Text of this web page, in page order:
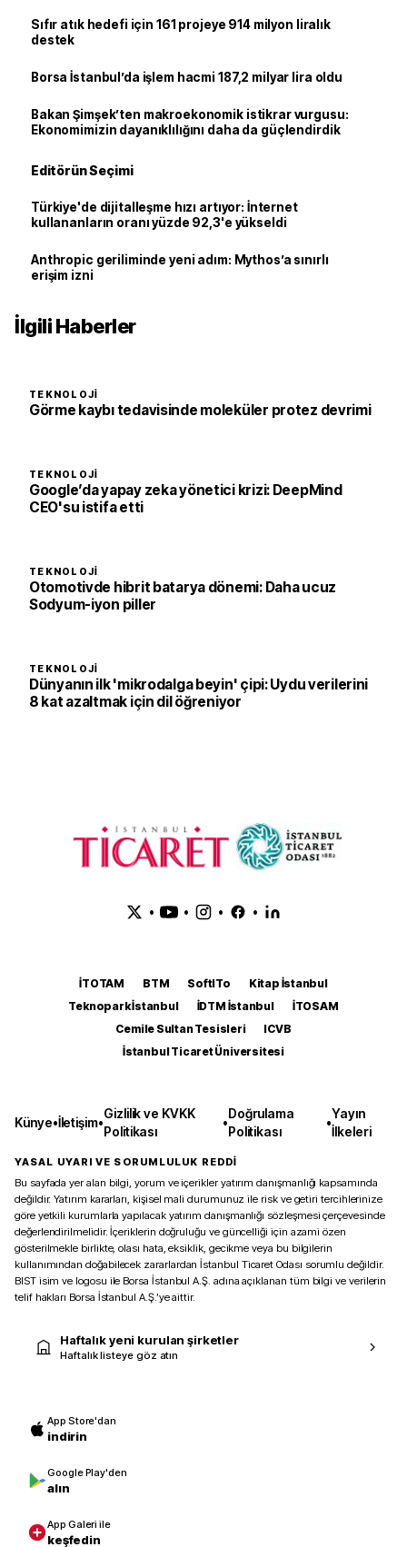
Sıfır atık hedefi için 161 projeye 914 milyon liralık
destek
Borsa İstanbul’da işlem hacmi 187,2 milyar lira oldu
Bakan Şimşek’ten makroekonomik istikrar vurgusu:
Ekonomimizin dayanıklılığını daha da güçlendirdik
Editörün Seçimi
Türkiye'de dijitalleşme hızı artıyor: İnternet
kullananların oranı yüzde 92,3'e yükseldi
Anthropic geriliminde yeni adım: Mythos’a sınırlı
erişim izni
İlgili Haberler
TEKNOLOJI
Görme kaybı tedavisinde moleküler protez devrimi
TEKNOLOJI
Google’da yapay zeka yönetici krizi: DeepMind
CEO'su istifa etti
TEKNOLOJI
Otomotivde hibrit batarya dönemi: Daha ucuz
Sodyum-iyon piller
TEKNOLOJI
Dünyanın ilk 'mikrodalga beyin' çipi: Uydu verilerini
8 kat azaltmak için dil öğreniyor
• • • •
İTOTAM BTM SoftITo
Kitap İstanbul
Teknopark İstanbul
İDTM İstanbul
İTOSAM
Cemile Sultan Tesisleri
ICVB
İstanbul Ticaret Üniversitesi
Künye•İletişim•
Gizlilik ve KVKK
Politikası
•
Doğrulama
Politikası
•
Yayın
İlkeleri
YASAL UYARI VE SORUMLULUK REDDİ
Bu sayfada yer alan bilgi, yorum ve içerikler yatırım danışmanlığı kapsamında
değildir. Yatırım kararları, kişisel mali durumunuz ile risk ve getiri tercihlerinize
göre yetkili kurumlarla yapılacak yatırım danışmanlığı sözleşmesi çerçevesinde
değerlendirilmelidir. İçeriklerin doğruluğu ve güncelliği için azami özen
gösterilmekle birlikte, olası hata, eksiklik, gecikme veya bu bilgilerin
kullanımından doğabilecek zararlardan İstanbul Ticaret Odası sorumlu değildir.
BIST isim ve logosu ile Borsa İstanbul A.Ş. adına açıklanan tüm bilgi ve verilerin
telif hakları Borsa İstanbul A.Ş.’ye aittir.
Haftalık yeni kurulan şirketler
Haftalık listeye göz atın
App Store'dan
indirin
Google Play'den
alın
App Galeri ile
keşfedin